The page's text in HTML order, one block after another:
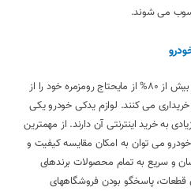
می شوند.
جالب است بدانید امروزه مردم ایران بیش از 80% از مایحتاج رومزمره خود را از
می کنند. لوازم یدکی خودرو یکی
به خرید اینترنتی آن دارند. از مهمترین
خودرو می توان به امکان مقایسه کیفیت و
و سریع به تمام محصولات برندهای
قطعات، پاسخگو بودن فروشگاههای